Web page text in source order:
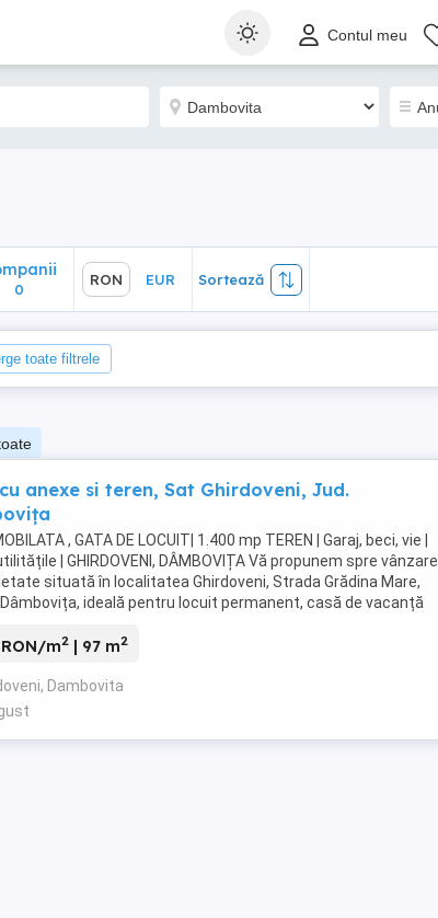
Contul meu
Sortează
0
RON EUR Sortează
toate filtrele
anexe si teren, Sat Ghirdoveni, Jud.
, GATA DE LOCUIT| 1.400 mp TEREN | Garaj, beci, vie |
| GHIRDOVENI, DÂMBOVIȚA Vă propunem spre vânzare
situată în localitatea Ghirdoveni, Strada Grădina Mare,
ideală pentru locuit permanent, casă de vacanță
m2 | 97 m2
Dambovita